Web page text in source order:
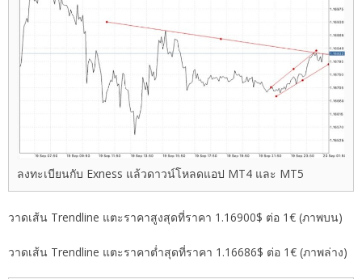
ลงทะเบียนกับ Exness แล้วดาวน์โหลดแอป MT4 และ MT5
วาดเส้น Trendline แตะราคาสูงสุดที่ราคา 1.16900$ ต่อ 1€ (ภาพบน)
วาดเส้น Trendline แตะราคาต่ำสุดที่ราคา 1.16686$ ต่อ 1€ (ภาพล่าง)